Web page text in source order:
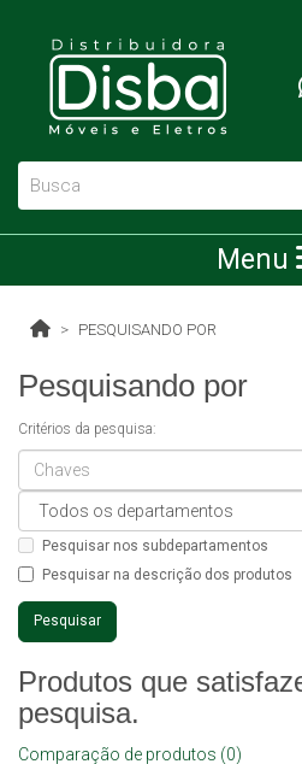
Menu
PESQUISANDO POR
Pesquisando por
Critérios da pesquisa:
Pesquisar nos subdepartamentos
Pesquisar na descrição dos produtos
Produtos que
pesquisa.
Comparação de produtos (0)